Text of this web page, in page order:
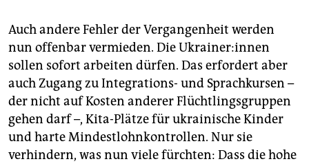
Auch andere Fehler der Vergangenheit werden
nun offenbar vermieden. Die Ukrai­ne­r:in­nen
sollen sofort arbeiten dürfen. Das erfordert aber
auch Zugang zu Integrations- und Sprachkursen –
der nicht auf Kosten anderer Flüchtlingsgruppen
gehen darf –, Kita-Plätze für ukrainische Kinder
und harte Mindestlohnkontrollen. Nur sie
verhindern, was nun viele fürchten: Dass die hohe